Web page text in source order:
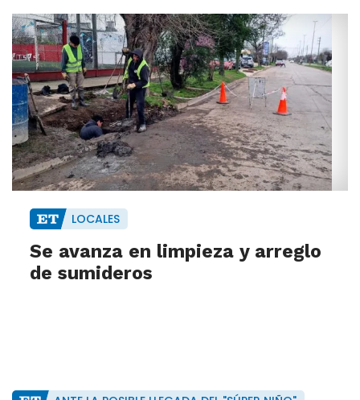
LOCALES
Se avanza en limpieza y arreglo
de sumideros